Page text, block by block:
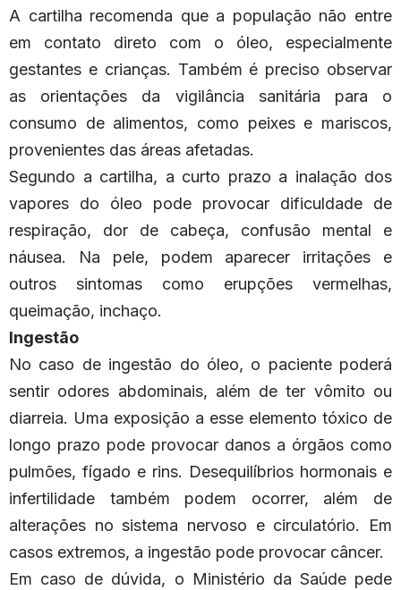
A cartilha recomenda que a população não entre
em contato direto com o óleo, especialmente
gestantes e crianças. Também é preciso observar
as orientações da vigilância sanitária para o
consumo de alimentos, como peixes e mariscos,
provenientes das áreas afetadas.
Segundo a cartilha, a curto prazo a inalação dos
vapores do óleo pode provocar dificuldade de
respiração, dor de cabeça, confusão mental e
náusea. Na pele, podem aparecer irritações e
outros sintomas como erupções vermelhas,
queimação, inchaço.
Ingestão
No caso de ingestão do óleo, o paciente poderá
sentir odores abdominais, além de ter vômito ou
diarreia. Uma exposição a esse elemento tóxico de
longo prazo pode provocar danos a órgãos como
pulmões, fígado e rins. Desequilíbrios hormonais e
infertilidade também podem ocorrer, além de
alterações no sistema nervoso e circulatório. Em
casos extremos, a ingestão pode provocar câncer.
Em caso de dúvida, o Ministério da Saúde pede